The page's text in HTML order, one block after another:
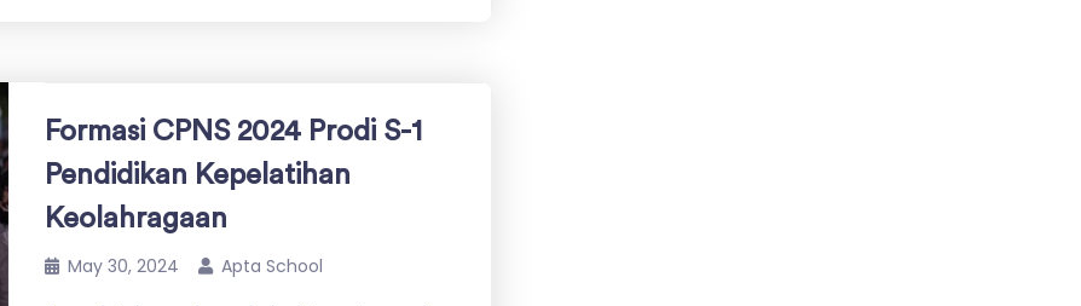
Formasi CPNS 2024 Prodi S-1
Pendidikan Kepelatihan
Keolahragaan
May 30, 2024 Apta School